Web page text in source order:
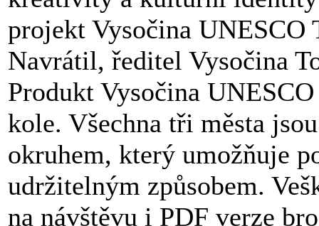
projekt Vysočina UNESCO
Navrátil, ředitel Vysočina
Produkt Vysočina
kole. Všechna tři města
okruhem, který umožňuje
udržitelným způsobem.
na návštěvu i PDF verze